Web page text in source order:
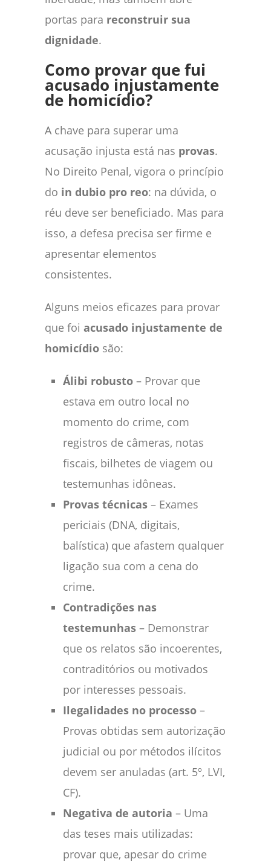
portas para reconstruir sua
dignidade.
Como provar que fui
acusado injustamente
de homicídio?
A chave para superar uma
acusação injusta está nas provas.
No Direito Penal, vigora o princípio
do in dubio pro reo: na dúvida, o
réu deve ser beneficiado. Mas para
isso, a defesa precisa ser firme e
apresentar elementos
consistentes.
Alguns meios eficazes para provar
que foi acusado injustamente de
homicídio são:
Álibi robusto – Provar que
estava em outro local no
momento do crime, com
registros de câmeras, notas
fiscais, bilhetes de viagem ou
testemunhas idôneas.
Provas técnicas – Exames
periciais (DNA, digitais,
balística) que afastem qualquer
ligação sua com a cena do
crime.
Contradições nas
testemunhas – Demonstrar
que os relatos são incoerentes,
contraditórios ou motivados
por interesses pessoais.
Ilegalidades no processo –
Provas obtidas sem autorização
judicial ou por métodos ilícitos
devem ser anuladas (art. 5º, LVI,
CF).
Negativa de autoria – Uma
das teses mais utilizadas:
provar que, apesar do crime